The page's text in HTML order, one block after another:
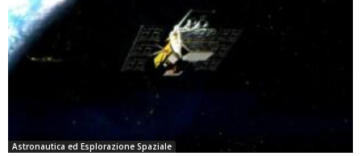
Astronautica ed Esplorazione Spaziale